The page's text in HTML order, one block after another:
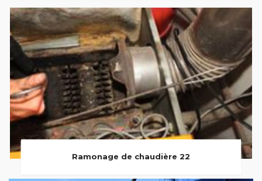
Ramonage de chaudière 22